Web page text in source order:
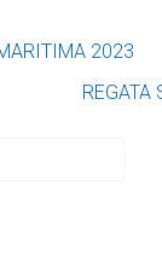
2023
REGATA